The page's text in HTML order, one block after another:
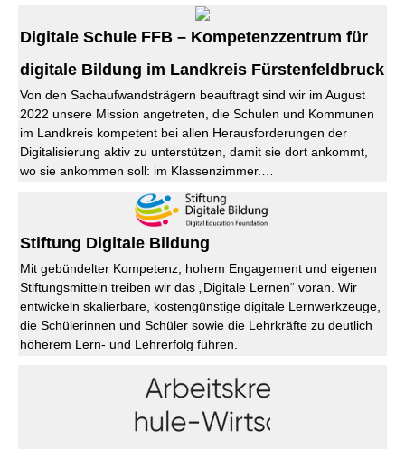
Digitale Schule FFB – Kompetenzzentrum für
digitale Bildung im Landkreis Fürstenfeldbruck
Von den Sachaufwandsträgern beauftragt sind wir im August
2022 unsere Mission angetreten, die Schulen und Kommunen
im Landkreis kompetent bei allen Herausforderungen der
Digitalisierung aktiv zu unterstützen, damit sie dort ankommt,
wo sie ankommen soll: im Klassenzimmer.…
Stiftung Digitale Bildung
Mit gebündelter Kompetenz, hohem Engagement und eigenen
Stiftungsmitteln treiben wir das „Digitale Lernen“ voran. Wir
entwickeln skalierbare, kostengünstige digitale Lernwerkzeuge,
die Schülerinnen und Schüler sowie die Lehrkräfte zu deutlich
höherem Lern- und Lehrerfolg führen.